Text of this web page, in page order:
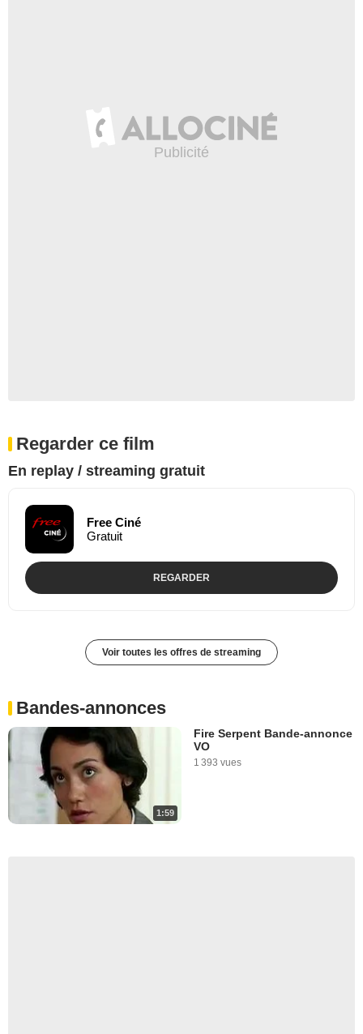
Regarder ce film
En replay / streaming gratuit
Free Ciné
Gratuit
REGARDER
Voir toutes les offres de streaming
Bandes-annonces
1:59
Fire Serpent Bande-annonce
VO
1 393 vues